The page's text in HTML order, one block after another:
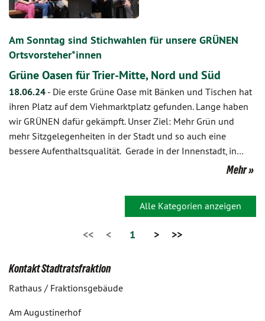
Am Sonntag sind Stichwahlen für unsere GRÜNEN
Ortsvorsteher*innen
Grüne Oasen für Trier-Mitte, Nord und Süd
18.06.24 - Die erste Grüne Oase mit Bänken und Tischen hat
ihren Platz auf dem Viehmarktplatz gefunden. Lange haben
wir GRÜNEN dafür gekämpft. Unser Ziel: Mehr Grün und
mehr Sitzgelegenheiten in der Stadt und so auch eine
bessere Aufenthaltsqualität. Gerade in der Innenstadt, in…
Mehr
Alle Kategorien anzeigen
<< < 1 > >>
Kontakt Stadtratsfraktion
Rathaus / Fraktionsgebäude
Am Augustinerhof